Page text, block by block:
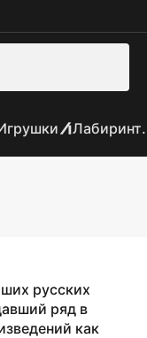
русских
ряд в
как